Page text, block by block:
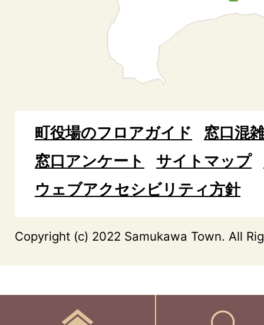
町役場のフロアガイド
窓口混
窓口アンケート
サイトマップ
ウェブアクセシビリティ方針
Copyright (c) 2022 Samukawa Town. All